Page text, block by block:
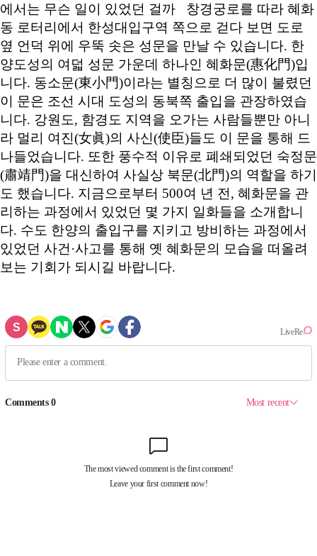
에서는 무슨 일이 있었던 걸까 창경궁로를 따라 혜화
동 로터리에서 한성대입구역 쪽으로 걷다 보면 도로
옆 언덕 위에 우뚝 솟은 성문을 만날 수 있습니다. 한
양도성의 여덟 성문 가운데 하나인 혜화문(惠化門)입
니다. 동소문(東小門)이라는 별칭으로 더 많이 불렸던
이 문은 조선 시대 도성의 동북쪽 출입을 관장하였습
니다. 강원도, 함경도 지역을 오가는 사람들뿐만 아니
라 멀리 여진(女眞)의 사신(使臣)들도 이 문을 통해 드
나들었습니다. 또한 풍수적 이유로 폐쇄되었던 숙정문
(肅靖門)을 대신하여 사실상 북문(北門)의 역할을 하기
도 했습니다. 지금으로부터 500여 년 전, 혜화문을 관
리하는 과정에서 있었던 몇 가지 일화들을 소개합니
다. 수도 한양의 출입구를 지키고 방비하는 과정에서
있었던 사건·사고를 통해 옛 혜화문의 모습을 떠올려
보는 기회가 되시길 바랍니다.